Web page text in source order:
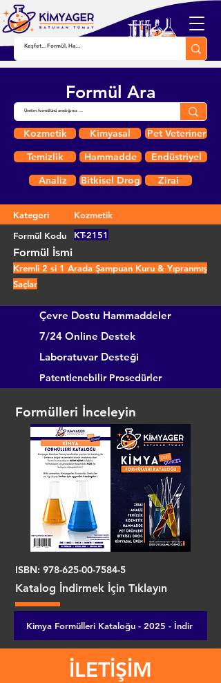
Formül Ara
Kozmetik Kimyasal
Pet Veteriner
Temizlik
Hammadde
Endüstriyel
Analiz
Bitkisel Drog Zirai
Kategori
Kozmetik
Formül Kodu
KT-2151
Formül İsmi
Kremli 2 si 1 Arada Şampuan Kuru & Yıpranmış
Saçlar
Çevre Dostu Hammaddeler
7/24 Online Destek
Laboratuvar Desteği
Patentlenebilir Prosedürler
Formülleri İnceleyin
ISBN: 978-625-00-7584-5
Katalog İndirmek İçin Tıklayın
Kimya Formülleri Kataloğu - 2025 - İndir
İLETİŞİM